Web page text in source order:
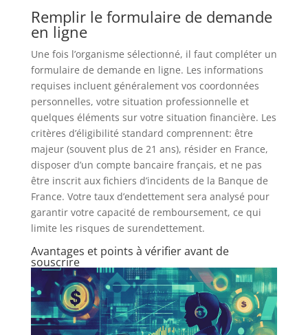
Remplir le formulaire de demande
en ligne
Une fois l’organisme sélectionné, il faut compléter un
formulaire de demande en ligne. Les informations
requises incluent généralement vos coordonnées
personnelles, votre situation professionnelle et
quelques éléments sur votre situation financière. Les
critères d’éligibilité standard comprennent: être
majeur (souvent plus de 21 ans), résider en France,
disposer d’un compte bancaire français, et ne pas
être inscrit aux fichiers d’incidents de la Banque de
France. Votre taux d’endettement sera analysé pour
garantir votre capacité de remboursement, ce qui
limite les risques de surendettement.
Avantages et points à vérifier avant de
souscrire